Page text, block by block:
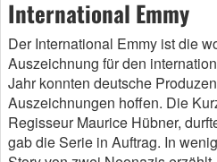
International Emmy
Der International Emmy ist die
Auszeichnung für den
Jahr konnten deutsche
Auszeichnungen hoffen. Die
Regisseur Maurice Hübner,
gab die Serie in Auftrag. In